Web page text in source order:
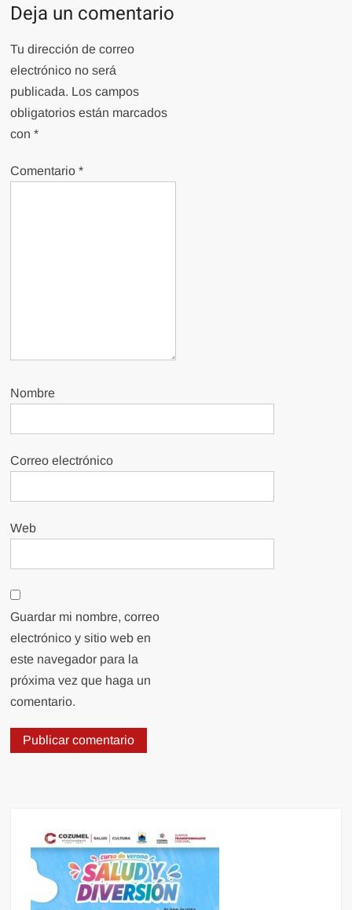
Deja un comentario
Tu dirección de correo
electrónico no será
publicada. Los campos
obligatorios están marcados
con*
Comentario*
Nombre
Correo electrónico
Web
Guardar mi nombre, correo
electrónico y sitio web en
este navegador para la
próxima vez que haga un
comentario.